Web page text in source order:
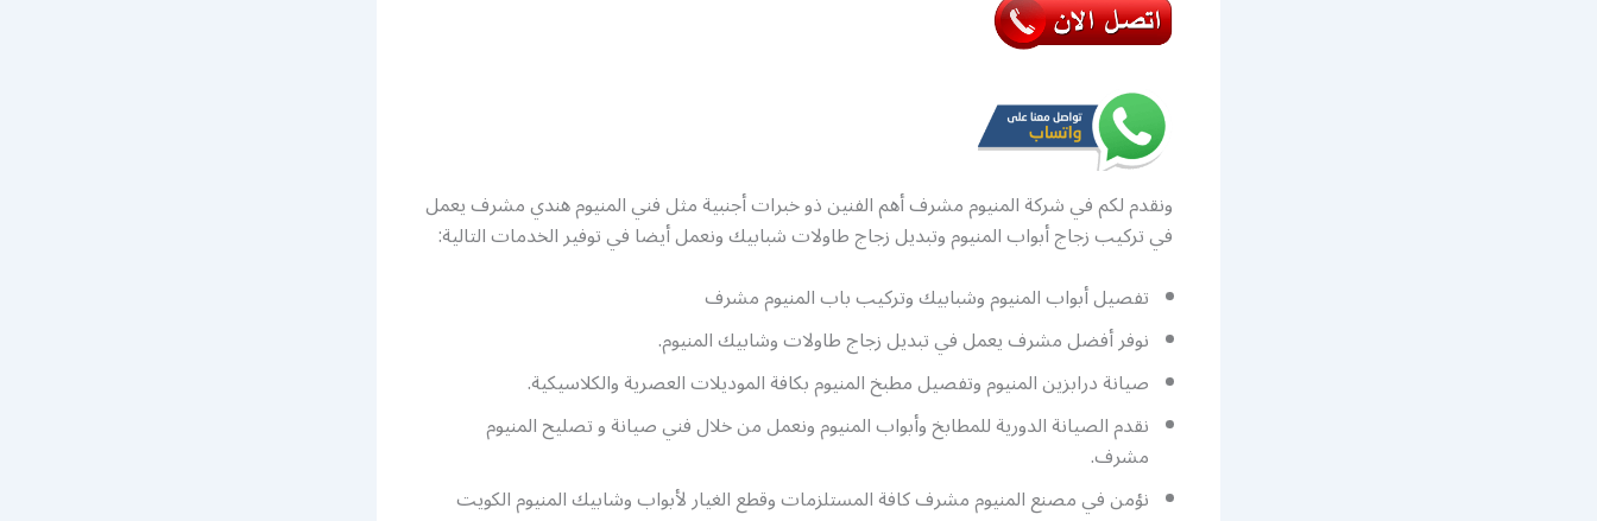
ونقدم لكم في شركة المنيوم مشرف أهم الفنين ذو خبرات أجنبية مثل فني المنيوم هندي مشرف يعمل
في تركيب زجاج أبواب المنيوم وتبديل زجاج طاولات شبابيك ونعمل أيضا في توفير الخدمات التالية:
تفصيل أبواب المنيوم وشبابيك وتركيب باب المنيوم مشرف
نوفر أفضل مشرف يعمل في تبديل زجاج طاولات وشابيك المنيوم.
صيانة درابزين المنيوم وتفصيل مطبخ المنيوم بكافة الموديلات العصرية والكلاسيكية.
نقدم الصيانة الدورية للمطابخ وأبواب المنيوم ونعمل من خلال فني صيانة و تصليح المنيوم
مشرف.
نؤمن في مصنع المنيوم مشرف كافة المستلزمات وقطع الغيار لأبواب وشابيك المنيوم الكويت